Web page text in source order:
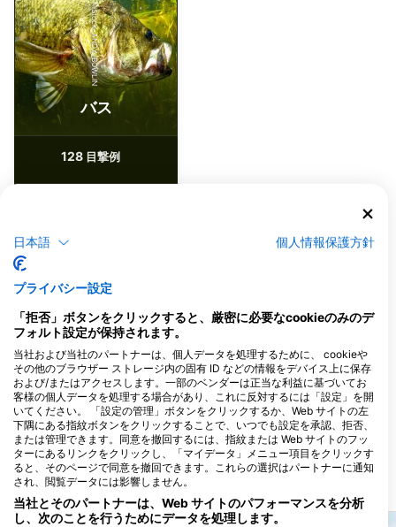
iStock-ANDY_BOWLIN
バス
128目撃例
J F M A
このダイビングサイトに対応するダイビン
グセンター
RU4Scuba LLC, Rochester’s
Friendliest Dive Shop
3377 Lake Rd, 14589 Williamson,
NY - アメリカ
近くのダイブサイト
日本語 個人情報保護方針
プライバシー設定
「拒否」ボタンをクリックすると、厳密に必要なcookieのみのデ
フォルト設定が保持されます。
当社および当社のパートナーは、個人データを処理するために、 cookieや
その他のブラウザー ストレージ内の固有 ID などの情報をデバイス上に保存
および/またはアクセスします。一部のベンダーは正当な利益に基づいてお
客様の個人データを処理する場合があり、これに反対するには「設定」を開
いてください。 「設定の管理」ボタンをクリックするか、Web サイトの左
下隅にある指紋ボタンをクリックすることで、いつでも設定を承認、拒否、
または管理できます。同意を撤回するには、指紋または Web サイトのフッ
ターにあるリンクをクリックし、「マイデータ」メニュー項目をクリックす
ると、そのページで同意を撤回できます。これらの選択はパートナーに通知
され、閲覧データには影響しません。
当社とそのパートナーは、Web サイトのパフォーマンスを分析
し、次のことを行うためにデータを処理します。